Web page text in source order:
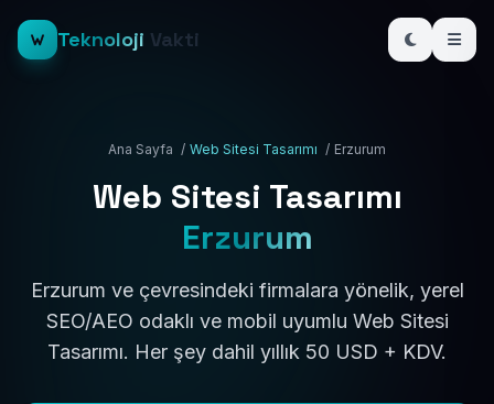
Teknoloji Vakti
Ana Sayfa / Web Sitesi Tasarımı / Erzurum
Web Sitesi Tasarımı
Erzurum
Erzurum ve çevresindeki firmalara yönelik, yerel
SEO/AEO odaklı ve mobil uyumlu Web Sitesi
Tasarımı. Her şey dahil yıllık 50 USD + KDV.